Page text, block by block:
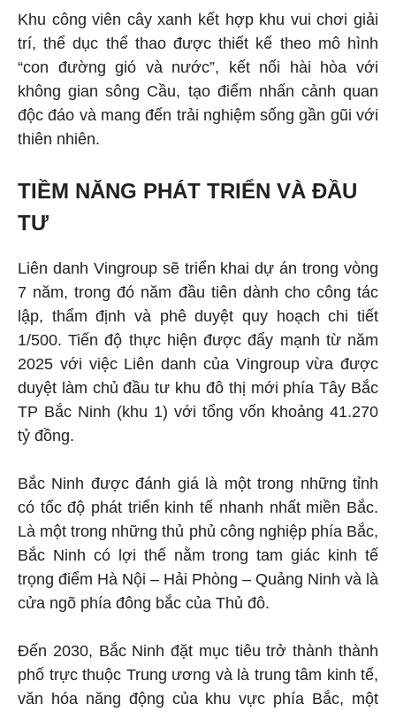
Khu công viên cây xanh kết hợp khu vui chơi giải
trí, thể dục thể thao được thiết kế theo mô hình
“con đường gió và nước”, kết nối hài hòa với
không gian sông Cầu, tạo điểm nhấn cảnh quan
độc đáo và mang đến trải nghiệm sống gần gũi với
thiên nhiên.
TIỀM NĂNG PHÁT TRIỂN VÀ ĐẦU
TƯ
Liên danh Vingroup sẽ triển khai dự án trong vòng
7 năm, trong đó năm đầu tiên dành cho công tác
lập, thẩm định và phê duyệt quy hoạch chi tiết
1/500. Tiến độ thực hiện được đẩy mạnh từ năm
2025 với việc Liên danh của Vingroup vừa được
duyệt làm chủ đầu tư khu đô thị mới phía Tây Bắc
TP Bắc Ninh (khu 1) với tổng vốn khoảng 41.270
tỷ đồng.
Bắc Ninh được đánh giá là một trong những tỉnh
có tốc độ phát triển kinh tế nhanh nhất miền Bắc.
Là một trong những thủ phủ công nghiệp phía Bắc,
Bắc Ninh có lợi thế nằm trong tam giác kinh tế
trọng điểm Hà Nội – Hải Phòng – Quảng Ninh và là
cửa ngõ phía đông bắc của Thủ đô.
Đến 2030, Bắc Ninh đặt mục tiêu trở thành thành
phố trực thuộc Trung ương và là trung tâm kinh tế,
văn hóa năng động của khu vực phía Bắc, một